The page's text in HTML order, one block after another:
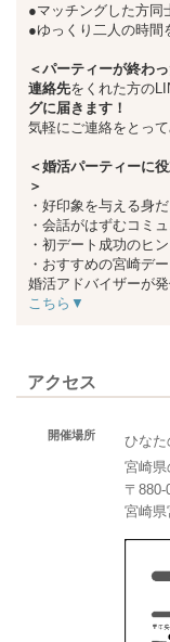
●マッチングした方同
●ゆっくり二人の時間
＜パーティーが終わ
連絡先をくれた方の
グに届きます！
気軽にご連絡をとっ
＜婚活パーティーに
＞
・好印象を与える身
・会話がはずむコミ
・初デート成功のヒン
・おすすめの宮崎デ
婚活アドバイザーが
こちら▼
アクセス
開催場所
ひなた
宮崎
〒880-
宮崎県